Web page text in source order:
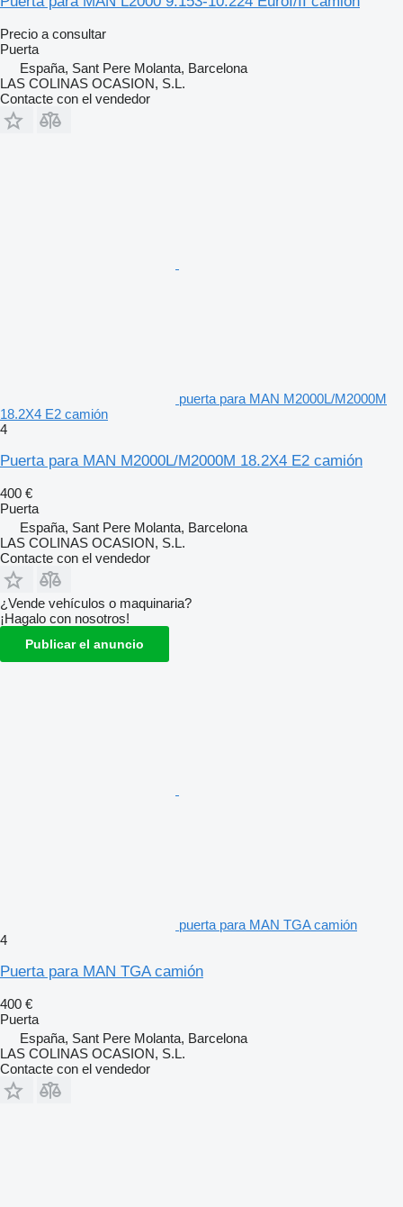
Precio a consultar
Puerta
España, Sant Pere Molanta, Barcelona
LAS COLINAS OCASION, S.L.
Contacte con el vendedor
puerta para MAN M2000L/M2000M
18.2X4 E2 camión
4
Puerta para MAN M2000L/M2000M 18.2X4 E2 camión
400 €
Puerta
España, Sant Pere Molanta, Barcelona
LAS COLINAS OCASION, S.L.
Contacte con el vendedor
¿Vende vehículos o maquinaria?
¡Hagalo con nosotros!
Publicar el anuncio
puerta para MAN TGA camión
4
Puerta para MAN TGA camión
400 €
Puerta
España, Sant Pere Molanta, Barcelona
LAS COLINAS OCASION, S.L.
Contacte con el vendedor